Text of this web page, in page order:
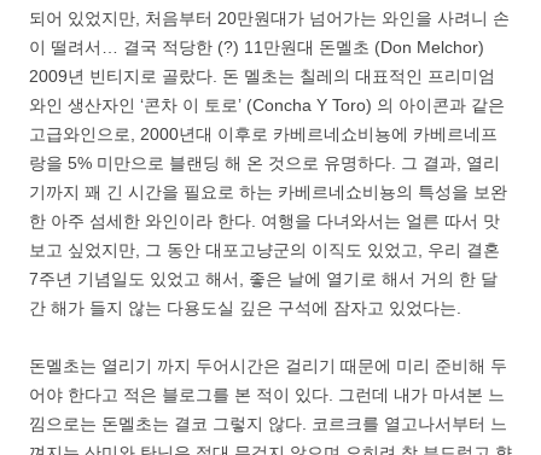
되어 있었지만, 처음부터 20만원대가 넘어가는 와인을 사려니 손
이 떨려서… 결국 적당한 (?) 11만원대 돈멜초 (Don Melchor)
2009년 빈티지로 골랐다. 돈 멜초는 칠레의 대표적인 프리미엄
와인 생산자인 ‘콘차 이 토로’ (Concha Y Toro) 의 아이콘과 같은
고급와인으로, 2000년대 이후로 카베르네쇼비뇽에 카베르네프
랑을 5% 미만으로 블랜딩 해 온 것으로 유명하다. 그 결과, 열리
기까지 꽤 긴 시간을 필요로 하는 카베르네쇼비뇽의 특성을 보완
한 아주 섬세한 와인이라 한다. 여행을 다녀와서는 얼른 따서 맛
보고 싶었지만, 그 동안 대포고냥군의 이직도 있었고, 우리 결혼
7주년 기념일도 있었고 해서, 좋은 날에 열기로 해서 거의 한 달
간 해가 들지 않는 다용도실 깊은 구석에 잠자고 있었다는.
돈멜초는 열리기 까지 두어시간은 걸리기 때문에 미리 준비해 두
어야 한다고 적은 블로그를 본 적이 있다. 그런데 내가 마셔본 느
낌으로는 돈멜초는 결코 그렇지 않다. 코르크를 열고나서부터 느